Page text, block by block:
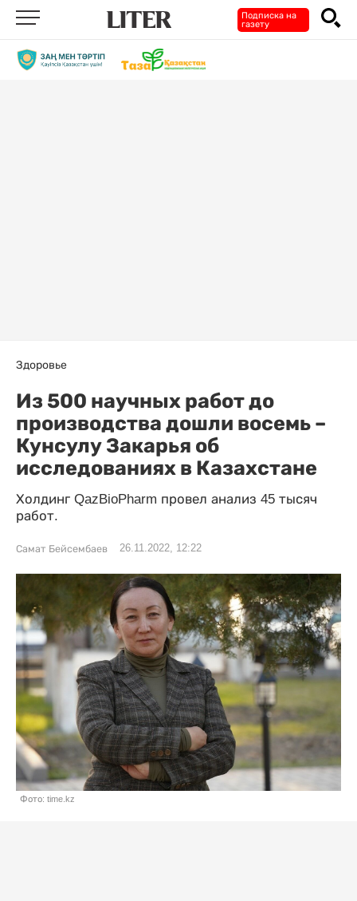
Подписка на
газету
Здоровье
Из 500 научных работ до
производства дошли восемь –
Кунсулу Закарья об
исследованиях в Казахстане
Холдинг QazBioPharm провел анализ 45 тысяч
работ.
Самат Бейсембаев 26.11.2022, 12:22
Фото: time.kz